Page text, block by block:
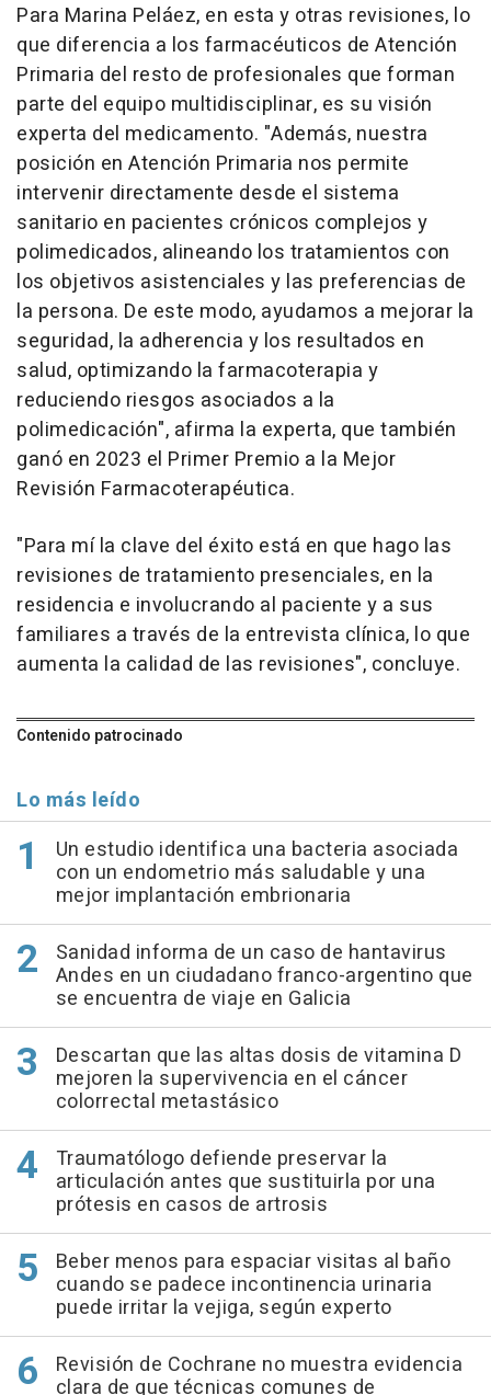
Para Marina Peláez, en esta y otras revisiones, lo
que diferencia a los farmacéuticos de Atención
Primaria del resto de profesionales que forman
parte del equipo multidisciplinar, es su visión
experta del medicamento. "Además, nuestra
posición en Atención Primaria nos permite
intervenir directamente desde el sistema
sanitario en pacientes crónicos complejos y
polimedicados, alineando los tratamientos con
los objetivos asistenciales y las preferencias de
la persona. De este modo, ayudamos a mejorar la
seguridad, la adherencia y los resultados en
salud, optimizando la farmacoterapia y
reduciendo riesgos asociados a la
polimedicación", afirma la experta, que también
ganó en 2023 el Primer Premio a la Mejor
Revisión Farmacoterapéutica.
"Para mí la clave del éxito está en que hago las
revisiones de tratamiento presenciales, en la
residencia e involucrando al paciente y a sus
familiares a través de la entrevista clínica, lo que
aumenta la calidad de las revisiones", concluye.
Contenido patrocinado
Lo más leído
Un estudio identifica una bacteria asociada
con un endometrio más saludable y una
mejor implantación embrionaria
Sanidad informa de un caso de hantavirus
Andes en un ciudadano franco-argentino que
se encuentra de viaje en Galicia
Descartan que las altas dosis de vitamina D
mejoren la supervivencia en el cáncer
colorrectal metastásico
Traumatólogo defiende preservar la
articulación antes que sustituirla por una
prótesis en casos de artrosis
Beber menos para espaciar visitas al baño
cuando se padece incontinencia urinaria
puede irritar la vejiga, según experto
Revisión de Cochrane no muestra evidencia
clara de que técnicas comunes de